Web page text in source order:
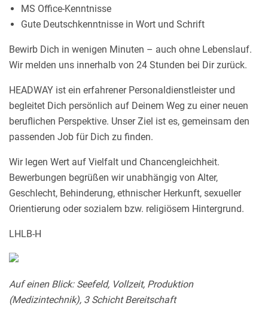
MS Office-Kenntnisse
Gute Deutschkenntnisse in Wort und Schrift
Bewirb Dich in wenigen Minuten – auch ohne Lebenslauf.
Wir melden uns innerhalb von 24 Stunden bei Dir zurück.
HEADWAY ist ein erfahrener Personaldienstleister und
begleitet Dich persönlich auf Deinem Weg zu einer neuen
beruflichen Perspektive. Unser Ziel ist es, gemeinsam den
passenden Job für Dich zu finden.
Wir legen Wert auf Vielfalt und Chancengleichheit.
Bewerbungen begrüßen wir unabhängig von Alter,
Geschlecht, Behinderung, ethnischer Herkunft, sexueller
Orientierung oder sozialem bzw. religiösem Hintergrund.
LHLB-H
Auf einen Blick: Seefeld, Vollzeit, Produktion
(Medizintechnik), 3 Schicht Bereitschaft